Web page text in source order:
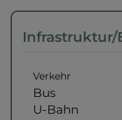
Infrastruktur/
Verkehr
Bus
U-Bahn